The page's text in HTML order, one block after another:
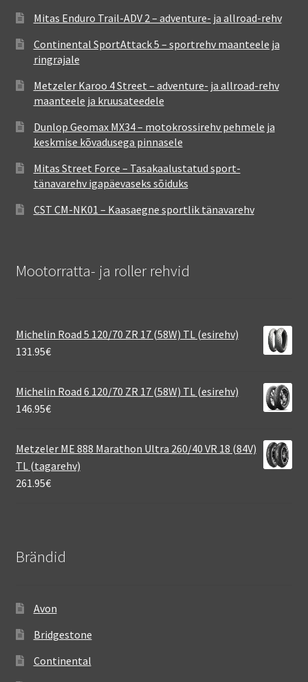
Mitas Enduro Trail-ADV 2 – adventure- ja allroad-rehv
Continental SportAttack 5 – sportrehv maanteele ja
ringrajale
Metzeler Karoo 4 Street – adventure- ja allroad-rehv
maanteele ja kruusateedele
Dunlop Geomax MX34 – motokrossirehv pehmele ja
keskmise kõvadusega pinnasele
Mitas Street Force – Tasakaalustatud sport-
tänavarehv igapäevaseks sõiduks
CST CM-NK01 – Kaasaegne sportlik tänavarehv
Mootorratta- ja roller rehvid
Michelin Road 5 120/70 ZR 17 (58W) TL (esirehv)
131.95€
Michelin Road 6 120/70 ZR 17 (58W) TL (esirehv)
146.95€
Metzeler ME 888 Marathon Ultra 260/40 VR 18 (84V)
TL (tagarehv)
261.95€
Brändid
Avon
Bridgestone
Continental